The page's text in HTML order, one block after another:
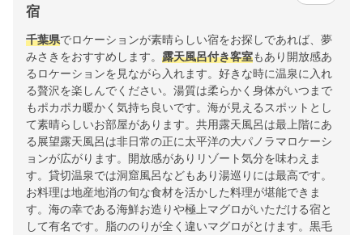
宿
千葉県でロケーションが素晴らしい宿をお探しであれば、夢
みさきをおすすめします。 露天風呂付き客室もあり開放感あ
るロケーションを見ながら入れます。好きな時に温泉に入れ
る贅沢を楽しんでください。湯質は柔らかく身体がいつまで
もポカポカ暖かく気持ち良いです。海が見えるスポットとし
て素晴らしいお部屋があります。共用露天風呂は最上階にあ
る展望露天風呂は非日常の正に太平洋の大パノラマロケーシ
ョンが広がります。開放感がありリゾート気分を味わえま
す。貸切温泉では洞窟風呂などもあり湯巡りには最高です。
お料理は地産地消の旬な食材を活かした料理が堪能できま
す。海の幸である海鮮お造りや極上マグロがいただける宿と
して有名です。脂ののりが全く違いマグロがとけます。黒毛